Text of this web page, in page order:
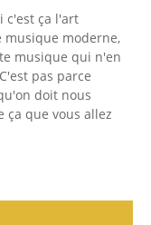
c'est ça l'art
musique moderne,
musique qui n'en
pas parce
doit nous
ça que vous allez